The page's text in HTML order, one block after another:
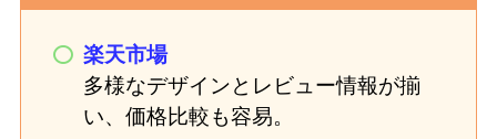
楽天市場
多様なデザインとレビュー情報が揃
い、価格比較も容易。